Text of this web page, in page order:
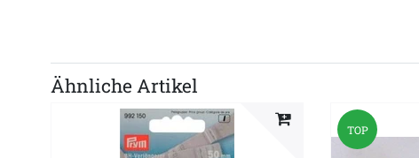
Ähnliche Artikel
TOP